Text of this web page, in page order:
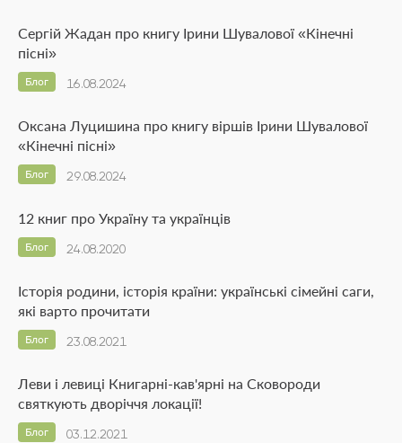
Сергій Жадан про книгу Ірини Шувалової «Кінечні
пісні»
16.08.2024
Блог
Оксана Луцишина про книгу віршів Ірини Шувалової
«Кінечні пісні»
29.08.2024
Блог
12 книг про Україну та українців
24.08.2020
Блог
Історія родини, історія країни: українські сімейні саги,
які варто прочитати
23.08.2021
Блог
Леви і левиці Книгарні-кав'ярні на Сковороди
святкують дворіччя локації!
03.12.2021
Блог